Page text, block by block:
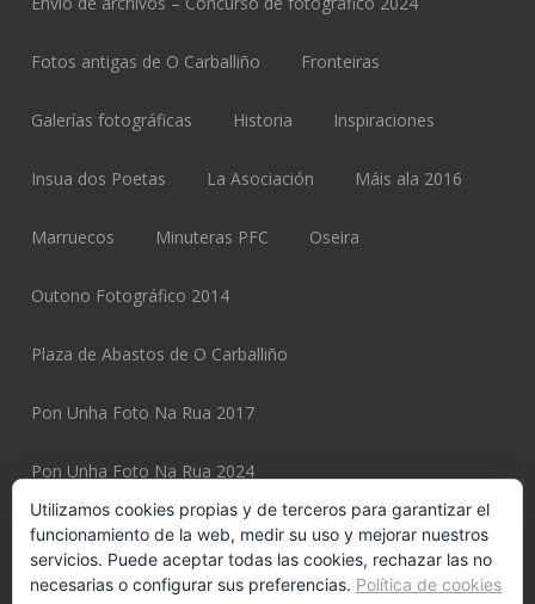
Fotos antigas de O Carballiño Fronteiras
Galerías fotográficas Historia Inspiraciones
Insua dos Poetas La Asociación Máis ala 2016
Marruecos Minuteras PFC Oseira
Outono Fotográfico 2014
Plaza de Abastos de O Carballiño
Pon Unha Foto Na Rua 2017
Pon Unha Foto Na Rua 2024
Pon Unha Foto Na Rua 2025
Pon Unha Foto Na Rua 2025 Page Potiexpo 2020
Utilizamos cookies propias y de terceros para garantizar el
funcionamiento de la web, medir su uso y mejorar nuestros
servicios. Puede aceptar todas las cookies, rechazar las no
necesarias o configurar sus preferencias. Política de cookies